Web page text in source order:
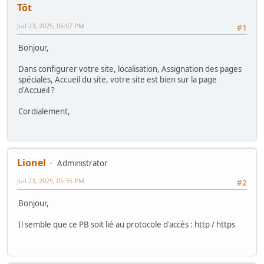
Tôt
#1
Juil 23, 2025, 05:07 PM
Bonjour,
Dans configurer votre site, localisation, Assignation des pages
spéciales, Accueil du site, votre site est bien sur la page
d'Accueil ?
Cordialement,
Lionel
Administrator
#2
Juil 23, 2025, 05:35 PM
Bonjour,
Il semble que ce PB soit lié au protocole d'accès : http / https